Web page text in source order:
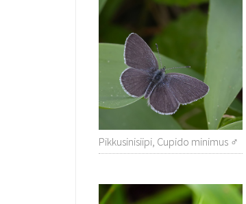
Pikkusinisiipi, Cupido minimus ♂